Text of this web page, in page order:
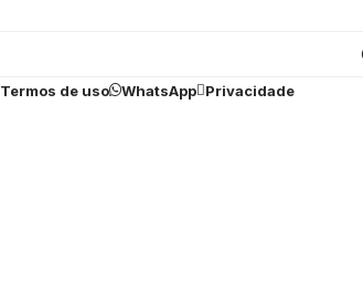
Termos de uso WhatsApp Privacidade